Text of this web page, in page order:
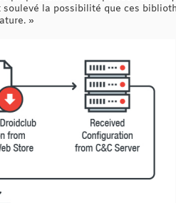
la possibilité que ces
»